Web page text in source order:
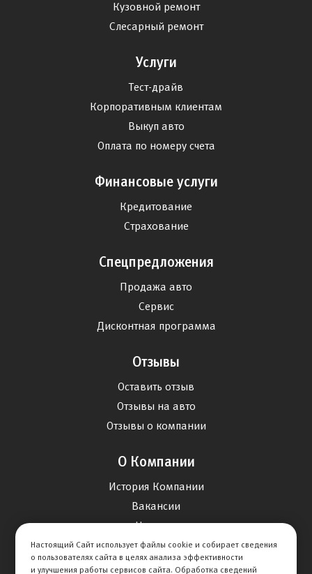
Кузовной ремонт
Слесарный ремонт
Услуги
Тест-драйв
Корпоративным клиентам
Выкуп авто
Оплата по номеру счета
Финансовые услуги
Кредитование
Страхование
Спецпредложения
Продажа авто
Сервис
Дисконтная программа
Отзывы
Оставить отзыв
Отзывы на авто
Отзывы о компании
О Компании
История Компании
Вакансии
Новости
Карта сайта
Настоящий Сайт использует файлы cookie и собирает сведения
о пользователях сайта в целях анализа эффективности
и улучшения работы сервисов сайта. Обработка сведений